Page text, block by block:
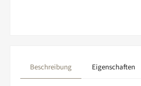
Beschreibung Eigenschaften